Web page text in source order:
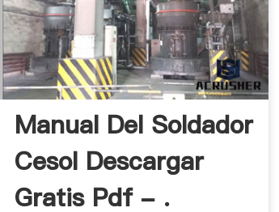
Manual Del Soldador
Cesol Descargar
Gratis Pdf - .